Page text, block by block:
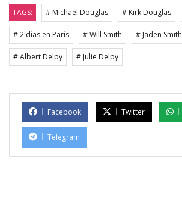
TAGS: # Michael Douglas # Kirk Douglas
# 2 días en París # Will Smith # Jaden Smith
# Albert Delpy # Julie Delpy
Facebook Twitter
Telegram